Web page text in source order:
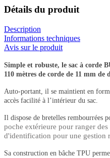
Détails du produit
Description
Informations techniques
Avis sur le produit
Simple et robuste, le sac à corde
110 mètres de corde de 11 mm de
Auto-portant, il se maintient en
accès facilité à l’intérieur du sac.
Il dispose de bretelles rembourrées
poche extérieure pour ranger
d'identification pour une gestion
Sa construction en bâche TPU